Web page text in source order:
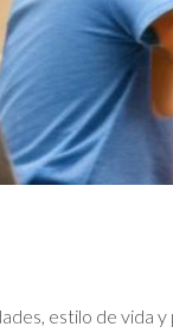
estilo de vida